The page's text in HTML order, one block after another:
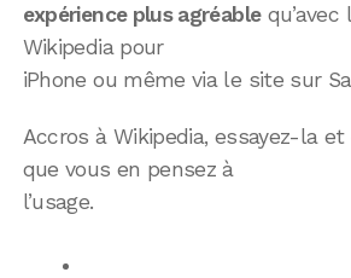
expérience plus agréablequ’avec
Wikipedia pour
iPhone ou même via le site sur
Accros à Wikipedia, essayez-la
que vous en pensez à
l’usage.